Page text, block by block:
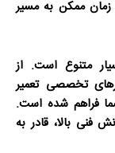
زمان ممکن به مسیر
متنوع است. از
تخصصی تعمیر
فراهم شده است.
فنی بالا، قادر به